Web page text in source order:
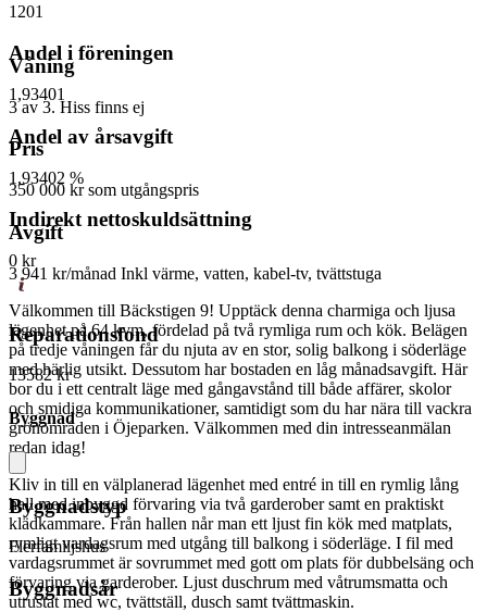
Våning
3 av 3. Hiss finns ej
Pris
350 000 kr som utgångspris
Avgift
3 941 kr/månad Inkl värme, vatten, kabel-tv, tvättstuga
Välkommen till Bäckstigen 9! Upptäck denna charmiga och ljusa
lägenhet på 64 kvm, fördelad på två rymliga rum och kök. Belägen
på tredje våningen får du njuta av en stor, solig balkong i söderläge
med härlig utsikt. Dessutom har bostaden en låg månadsavgift. Här
bor du i ett centralt läge med gångavstånd till både affärer, skolor
och smidiga kommunikationer, samtidigt som du har nära till vackra
grönområden i Öjeparken. Välkommen med din intresseanmälan
redan idag!
Kliv in till en välplanerad lägenhet med entré in till en rymlig lång
hall med inbyggd förvaring via två garderober samt en praktiskt
klädkammare. Från hallen når man ett ljust fin kök med matplats,
rymligt vardagsrum med utgång till balkong i söderläge. I fil med
vardagsrummet är sovrummet med gott om plats för dubbelsäng och
förvaring via garderober. Ljust duschrum med våtrumsmatta och
utrustat med wc, tvättställ, dusch samt tvättmaskin.
1201
Andel i föreningen
1,93401
Andel av årsavgift
1,93402 %
Indirekt nettoskuldsättning
0 kr
Reparationsfond
13582 kr
Byggnad
Byggnadstyp
Flerfamiljshus
Byggnadsår